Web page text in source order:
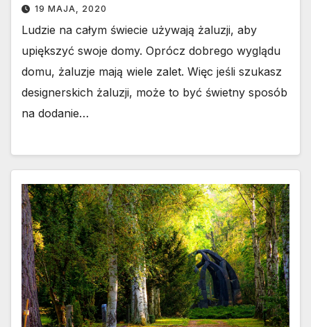
19 MAJA, 2020
Ludzie na całym świecie używają żaluzji, aby
upiększyć swoje domy. Oprócz dobrego wyglądu
domu, żaluzje mają wiele zalet. Więc jeśli szukasz
designerskich żaluzji, może to być świetny sposób
na dodanie…